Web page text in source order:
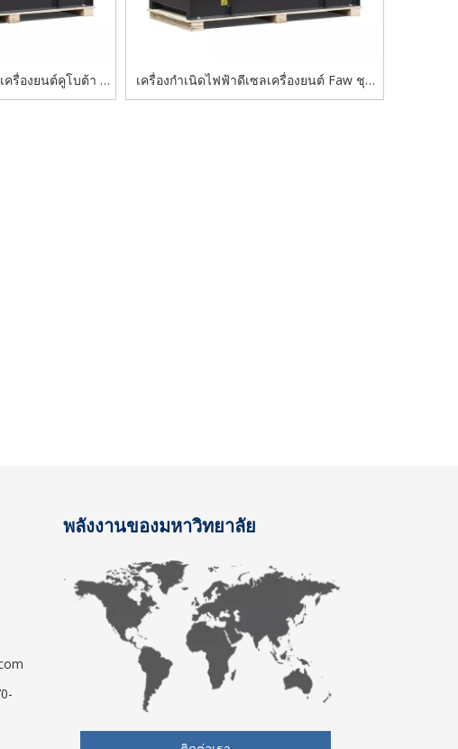
ครื่องยนต์คูโบต้า -
พิเศษแบบสามเฟส
เครื่องกำเนิดไฟฟ้าดีเซลเครื่องยนต์ Faw ชุด
สามเฟส/เฟสเดียวชนิดซูเปอร์เงียบ
พลังงานของมหาวิทยาลัย